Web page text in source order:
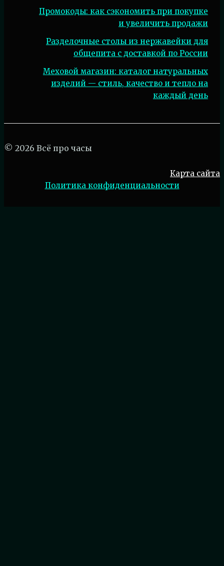
Промокоды: как сэкономить при покупке
и увеличить продажи
Разделочные столы из нержавейки для
общепита с доставкой по России
Меховой магазин: каталог натуральных
изделий — стиль, качество и тепло на
каждый день
© 2026 Всё про часы
Карта сайта
Политика конфиденциальности